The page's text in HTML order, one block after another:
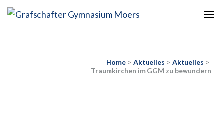
Home > Aktuelles > Aktuelles >
Traumkirchen im GGM zu bewundern